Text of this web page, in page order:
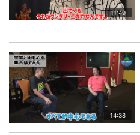
11:49
14:38